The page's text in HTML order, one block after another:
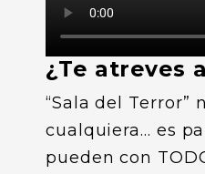
¿Te atreves
“Sala del Terror”
cualquiera… es
pueden con